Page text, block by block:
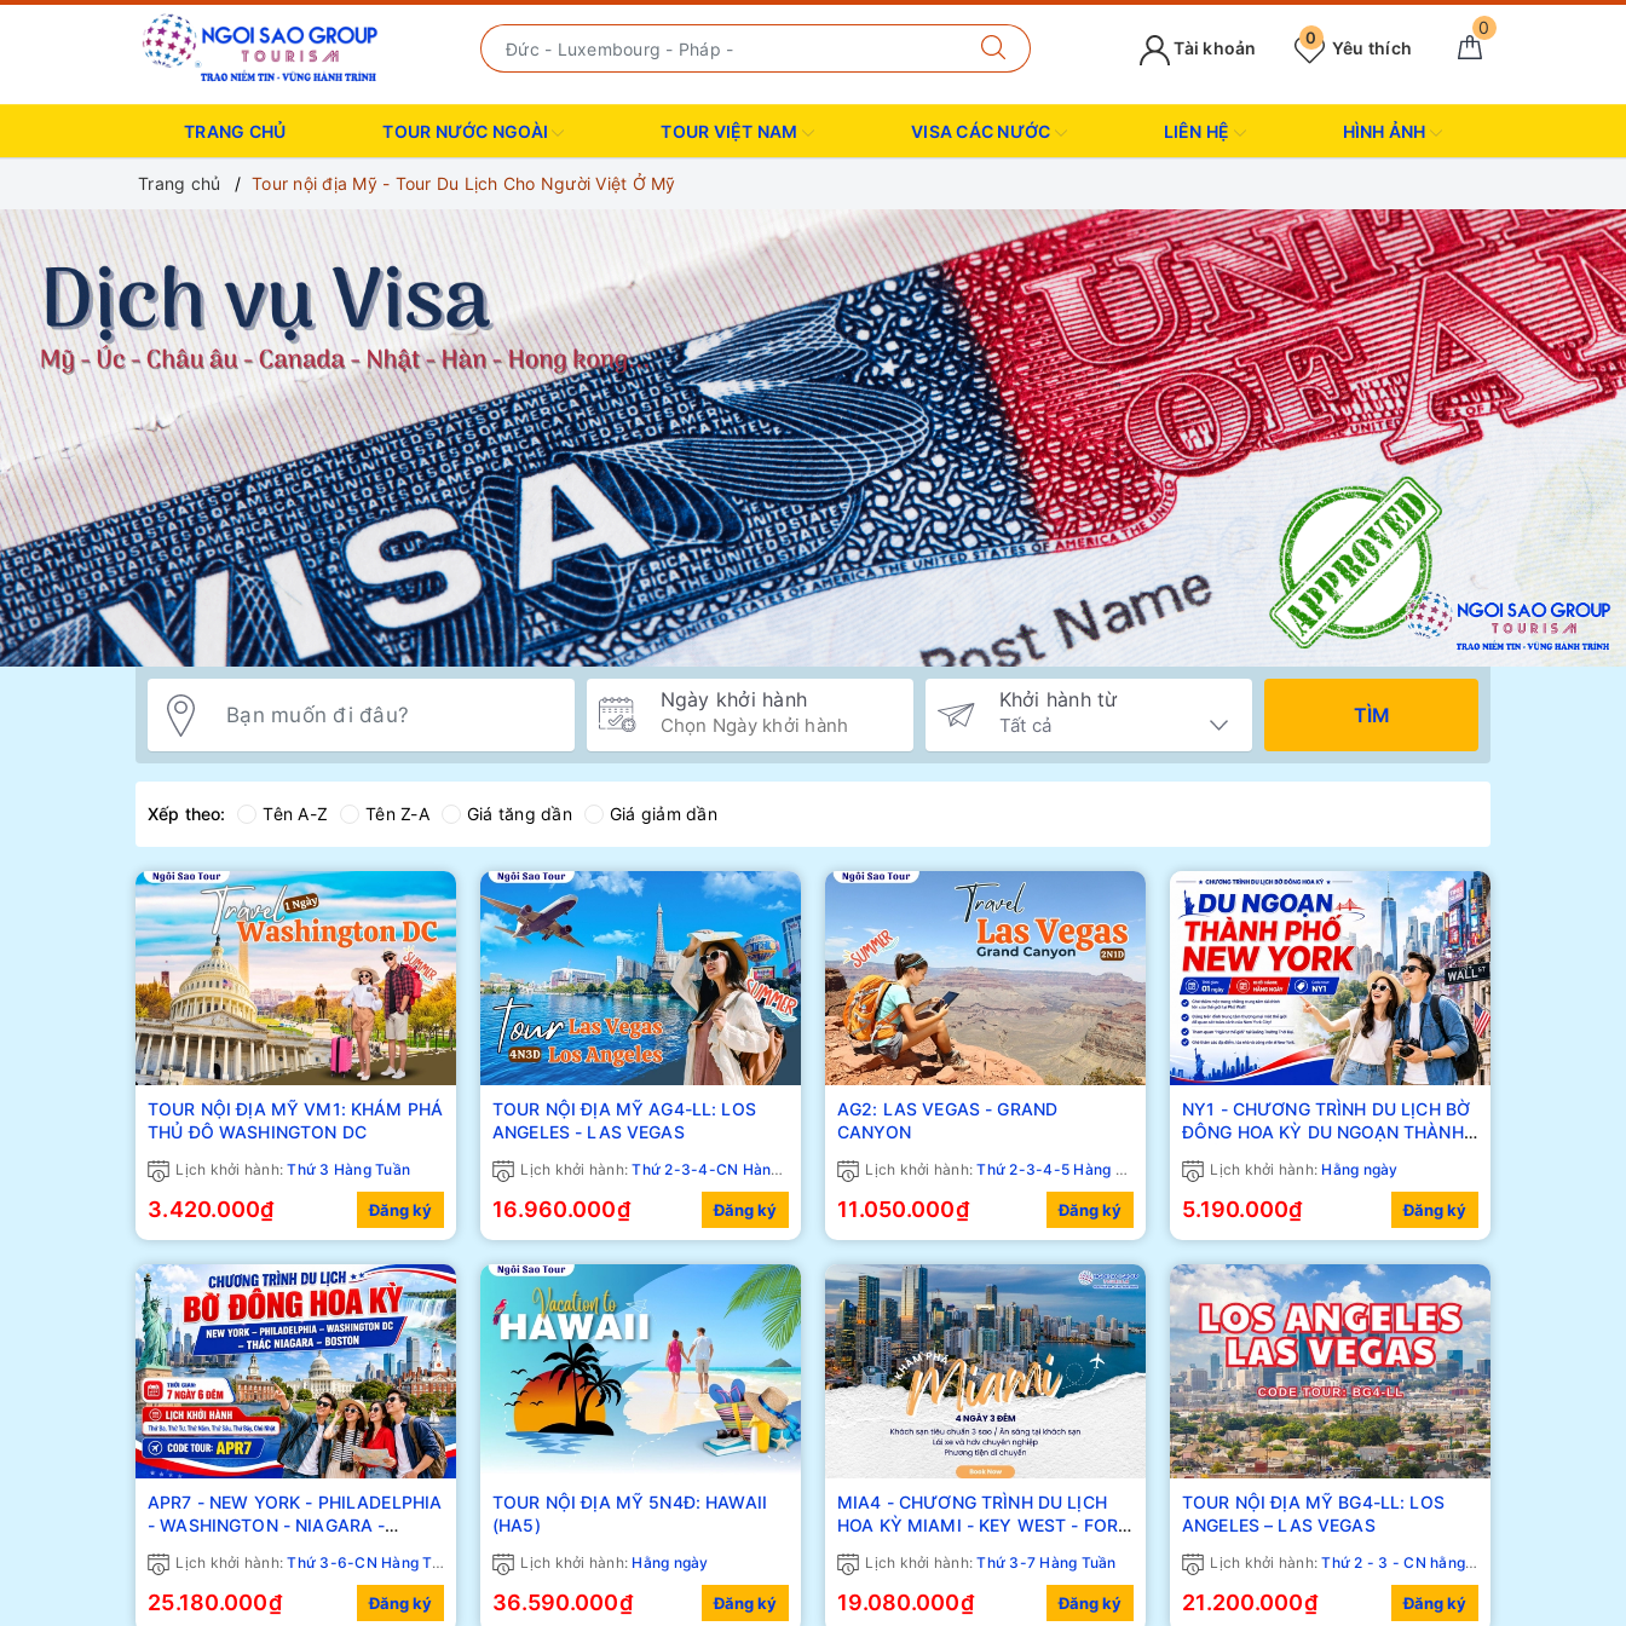
0
Yêu thích
0
Tài khoản
TRANG CHỦ TOUR NƯỚC NGOÀI TOUR VIỆT NAM VISA CÁC NƯỚC LIÊN HỆ HÌNH ẢNH
Trang chủ Tour nội địa Mỹ - Tour Du Lịch Cho Người Việt Ở Mỹ
Ngày khởi hành Khởi hành từ
TÌM
Xếp theo: Tên A-Z Tên Z-A Giá tăng dần Giá giảm dần
TOUR NỘI ĐỊA MỸ VM1: KHÁM PHÁ
THỦ ĐÔ WASHINGTON DC
Lịch khởi hành:Thứ 3 Hàng Tuần
3.420.000₫ Đăng ký
TOUR NỘI ĐỊA MỸ AG4-LL: LOS
ANGELES - LAS VEGAS
Lịch khởi hành:Thứ 2-3-4-CN Hàng Tuần
16.960.000₫ Đăng ký
AG2: LAS VEGAS - GRAND
CANYON
Lịch khởi hành:Thứ 2-3-4-5 Hàng Tuần
11.050.000₫ Đăng ký
NY1 - CHƯƠNG TRÌNH DU LỊCH BỜ
ĐÔNG HOA KỲ DU NGOẠN THÀNH
Lịch khởi hành: Hằng ngày
5.190.000₫ Đăng ký
APR7 - NEW YORK - PHILADELPHIA
- WASHINGTON - NIAGARA -
Lịch khởi hành:Thứ 3-6-CN Hàng Tuần
25.180.000₫ Đăng ký
TOUR NỘI ĐỊA MỸ 5N4Đ: HAWAII
(HA5)
Lịch khởi hành: Hằng ngày
36.590.000₫ Đăng ký
MIA4 - CHƯƠNG TRÌNH DU LỊCH
HOA KỲ MIAMI - KEY WEST - FORT
Lịch khởi hành:Thứ 3-7 Hàng Tuần
19.080.000₫ Đăng ký
TOUR NỘI ĐỊA MỸ BG4-LL: LOS
ANGELES – LAS VEGAS
Lịch khởi hành:Thứ 2 - 3 - CN hằng tuần
21.200.000₫ Đăng ký